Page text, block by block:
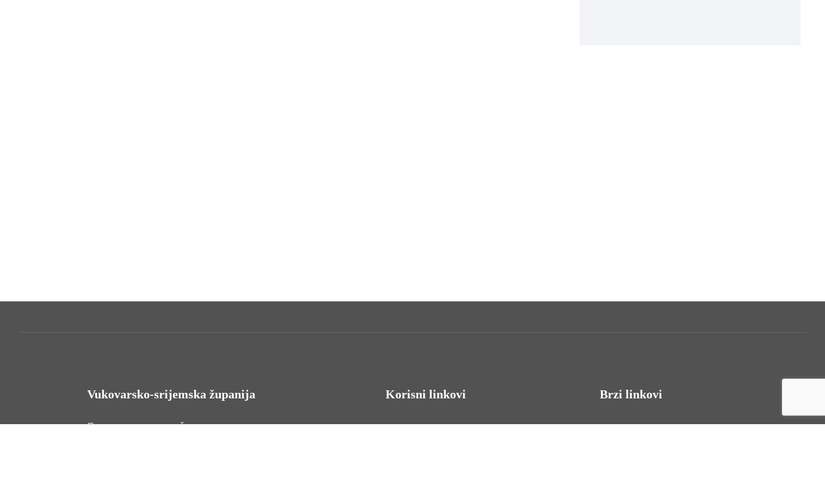
Vukovarsko-srijemska županija
HR - 32000 Vukovar, Županijska 9
Korisni linkovi Brzi linkovi